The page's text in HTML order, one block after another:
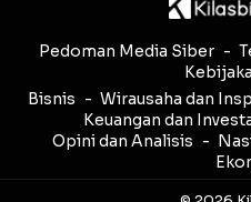
Pedoman Media Siber
Bisnis
Wirausaha dan
Keuangan dan
Opini dan Analisis